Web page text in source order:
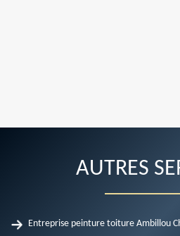
AUTRES
Entreprise peinture toiture Ambillou